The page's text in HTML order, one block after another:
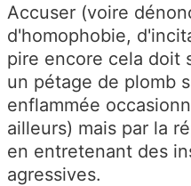
Accuser (voire
d'homophobie,
pire encore cela doit
un pétage de plomb
enflammée
ailleurs) mais par la
en entretenant des
agressives.